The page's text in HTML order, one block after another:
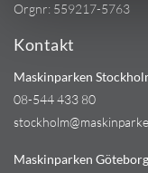
Orgnr: 559217-5763
Kontakt
Maskinparken
08-544 433 80
Maskinparken Göteborg